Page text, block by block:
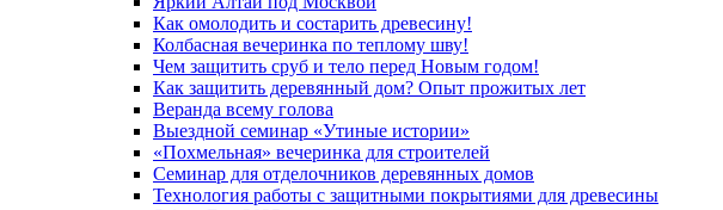
Как омолодить и состарить древесину!
Колбасная вечеринка по теплому шву!
Чем защитить сруб и тело перед Новым годом!
Как защитить деревянный дом? Опыт прожитых лет
Веранда всему голова
Выездной семинар «Утиные истории»
«Похмельная» вечеринка для строителей
Семинар для отделочников деревянных домов
Технология работы с защитными покрытиями для древесины